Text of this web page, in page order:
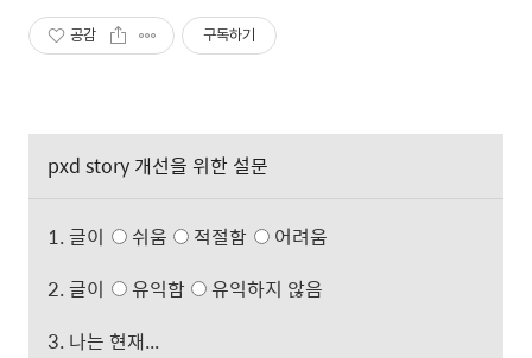
공감 구독하기
pxd story 개선을 위한 설문
1. 글이 쉬움 적절함
어려움
2. 글이
유익함
유익하지 않음
3. 나는 현재...